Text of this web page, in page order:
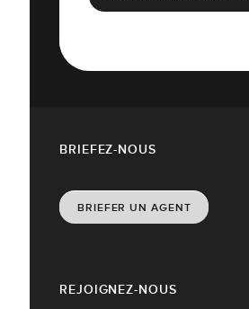
REJOIGNEZ-NOUS
BRIEFEZ-NOUS
BRIEFER UN AGENT